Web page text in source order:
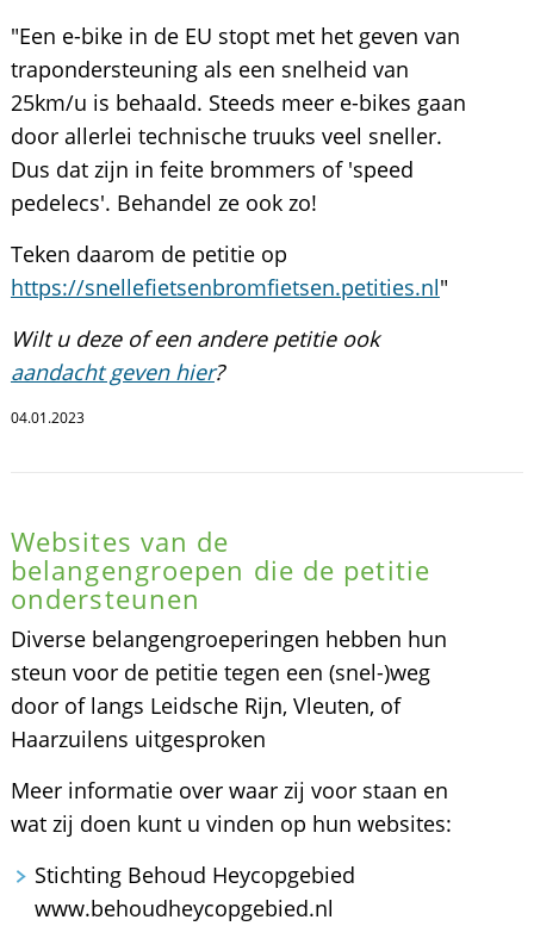
"Een e-bike in de EU stopt met het geven van
trapondersteuning als een snelheid van
25km/u is behaald. Steeds meer e-bikes gaan
door allerlei technische truuks veel sneller.
Dus dat zijn in feite brommers of 'speed
pedelecs'. Behandel ze ook zo!
Teken daarom de petitie op
https://snellefietsenbromfietsen.petities.nl"
Wilt u deze of een andere petitie ook
aandacht geven hier?
04.01.2023
Websites van de
belangengroepen die de petitie
ondersteunen
Diverse belangengroeperingen hebben hun
steun voor de petitie tegen een (snel-)weg
door of langs Leidsche Rijn, Vleuten, of
Haarzuilens uitgesproken
Meer informatie over waar zij voor staan en
wat zij doen kunt u vinden op hun websites:
Stichting Behoud Heycopgebied
www.behoudheycopgebied.nl